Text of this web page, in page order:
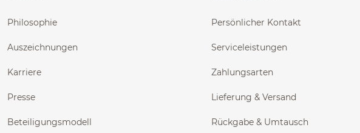
Philosophie
Auszeichnungen
Karriere
Presse
Beteiligungsmodell
Persönlicher Kontakt
Serviceleistungen
Zahlungsarten
Lieferung & Versand
Rückgabe & Umtausch